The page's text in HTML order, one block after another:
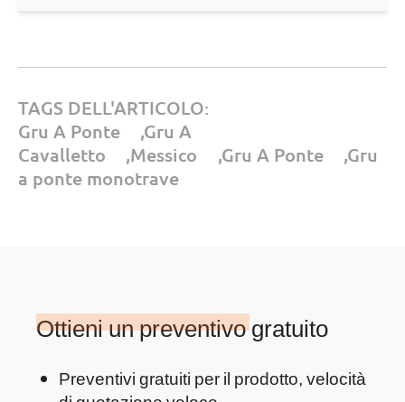
TAGS DELL'ARTICOLO:
Gru A Ponte
,Gru A
Cavalletto
,Messico ,Gru A Ponte ,Gru
a ponte monotrave
Ottieni un preventivo gratuito
Preventivi gratuiti per il prodotto, velocità